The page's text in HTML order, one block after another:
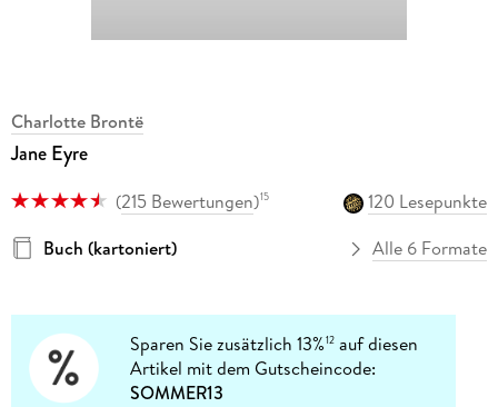
Charlotte Brontë
Jane Eyre
(215 Bewertungen)15
120 Lesepunkte
Buch (kartoniert)
Alle 6 Formate
Sparen Sie zusätzlich 13%12 auf diesen
Artikel mit dem Gutscheincode:
SOMMER13